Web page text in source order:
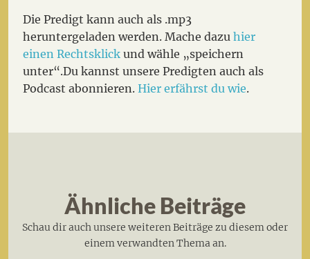
Die Predigt kann auch als .mp3
heruntergeladen werden. Mache dazuhier
einen Rechtsklick und wähle „speichern
unter“.Du kannst unsere Predigten auch als
Podcast abonnieren.Hier erfährst du wie.
Ähnliche Beiträge
Schau dir auch unsere weiteren Beiträge zu diesem oder
einem verwandten Thema an.